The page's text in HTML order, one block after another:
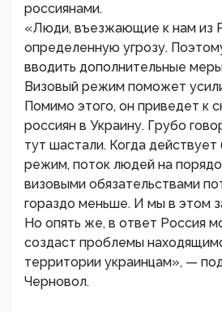
россиянами.
«Люди, въезжающие к нам из
определенную угрозу.
вводить дополнительные
Визовый режим поможет
Помимо этого, он приведет к
россиян в Украину. Грубо
тут шастали. Когда
режим, поток людей на
визовыми обязательствами
гораздо меньше. И мы в этом
Но опять же, в ответ Россия
создаст проблемы
территории украинцам», —
Черновол.